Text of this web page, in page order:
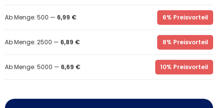
Ab Menge: 500 — 6,99 € 6% Preisvorteil
Ab Menge: 2500 — 6,89 € 8% Preisvorteil
Ab Menge: 5000 — 6,69 € 10% Preisvorteil